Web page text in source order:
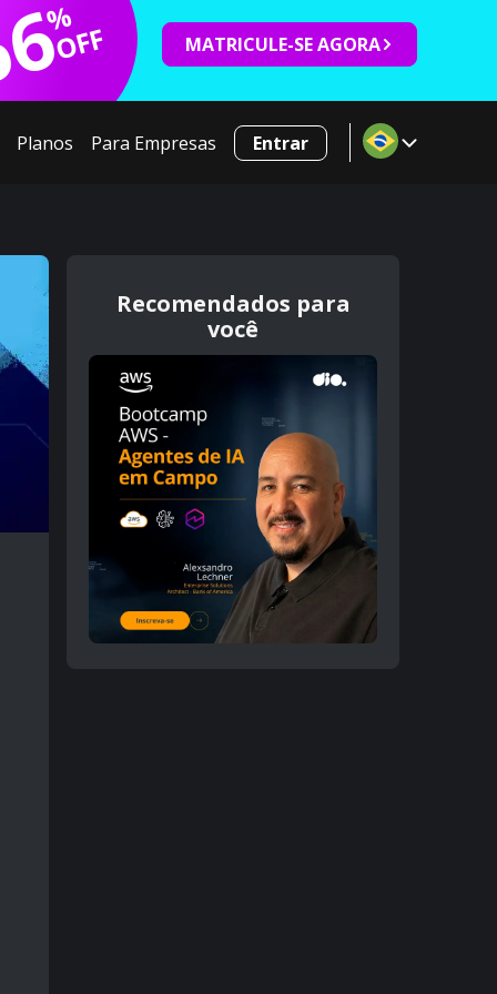
%
OFF MATRICULE-SE AGORA
Planos Para Empresas Entrar
Recomendados para
você